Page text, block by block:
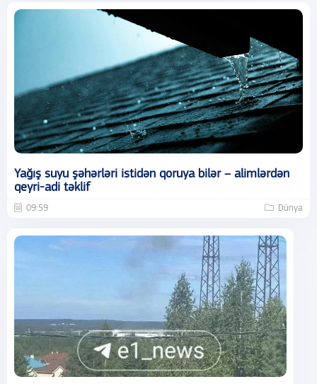
Yağış suyu şəhərləri istidən qoruya bilər – alimlərdən
qeyri-adi təklif
09:59 Dünya